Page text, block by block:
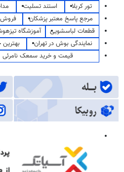
تور کربلا
استند تسلیت
مرجع پاسخ معتبر پزشکان
فروش
قطعات لباسشویی
آموزشگاه
نمایندگی بوش در تهران
بهترین
قیمت و خرید سمعک نامرئی